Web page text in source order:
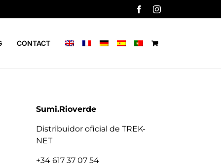
FacebookInstagram
CONTACT
Sumi.Rioverde
Distribuidor oficial de TREK-
NET
+34 617 37 07 54